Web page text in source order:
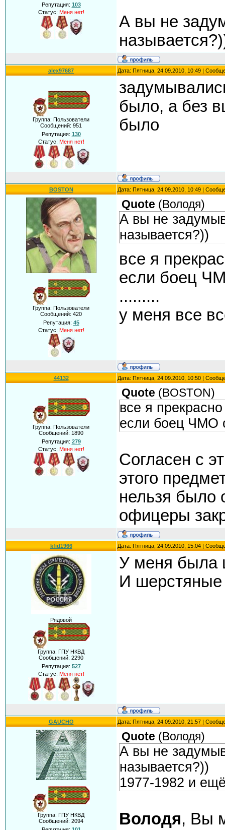
Репутация: 103
Статус: Меня нет!
А вы не
alex97687 Дата: Пятница, 24.09.2010, 10:49 |
Группа: Пользователи
Сообщений: 951
Репутация: 130
Статус: Меня нет!
было, а без
было
BOSTON Дата: Пятница, 24.09.2010, 10:49 |
Группа: Пользователи
Сообщений: 420
Репутация: 45
Статус: Меня нет!
Quote (Володя)
А вы не
называется?))
все я
если боец
.........
у меня все
44132 Дата: Пятница, 24.09.2010, 10:50 |
Группа: Пользователи
Сообщений: 1890
Репутация: 279
Статус: Меня нет!
Quote (BOSTON)
все я
если боец ЧМО
Согласен с
этого
нельзя было
офицеры
kfid1966 Дата: Пятница, 24.09.2010, 15:04 |
Рядовой
Группа: ГПУ НКВД
Сообщений: 2290
Репутация: 527
Статус: Меня нет!
У меня была
И
GAUCHO Дата: Пятница, 24.09.2010, 21:57 |
Группа: ГПУ НКВД
Сообщений: 2094
Quote (Володя)
А вы не
называется?))
1977-1982 и
Володя, Вы